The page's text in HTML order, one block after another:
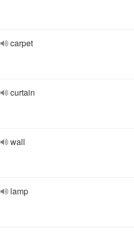
carpet
curtain
wall
lamp